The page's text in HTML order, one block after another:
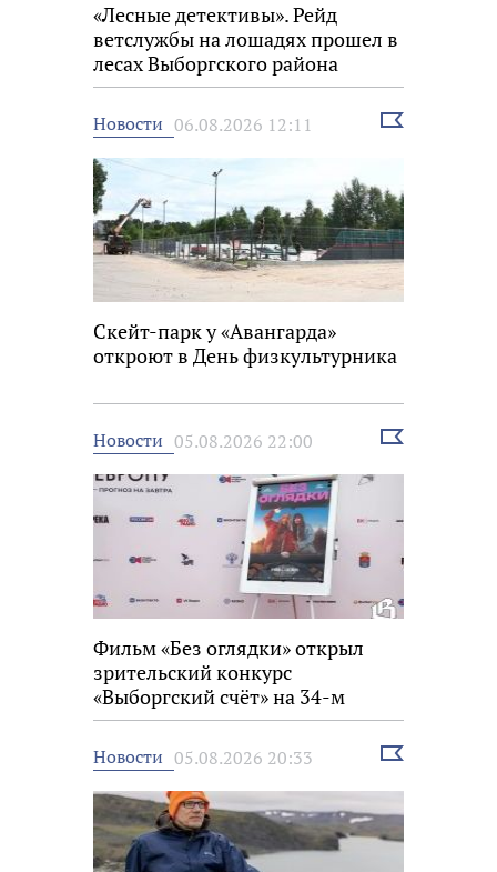
«Лесные детективы». Рейд
ветслужбы на лошадях прошел в
лесах Выборгского района
Новости 06.08.2026 12:11
Выбрать
Скейт-парк у «Авангарда»
откроют в День физкультурника
Новости 05.08.2026 22:00
Выбрать
Фильм «Без оглядки» открыл
зрительский конкурс
«Выборгский счёт» на 34-м
фестивале «Окно в Европу»
Новости 05.08.2026 20:33
Выбрать